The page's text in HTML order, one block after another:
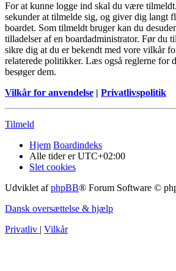
For at kunne logge ind skal du være
sekunder at tilmelde sig, og giver dig langt
boardet. Som tilmeldt bruger kan du
tilladelser af en boardadministrator. Før du
sikre dig at du er bekendt med vore vilkår
relaterede politikker. Læs også reglerne for
besøger dem.
Vilkår for anvendelse | Privatlivspolitik
Tilmeld
Hjem Boardindeks
Alle tider erUTC+02:00
Slet cookies
Udviklet afphpBB® Forum Software ©
Dansk oversættelse & hjælp
Privatliv | Vilkår